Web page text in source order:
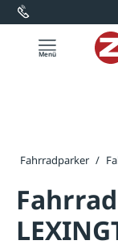
springen
Fahrradparker /